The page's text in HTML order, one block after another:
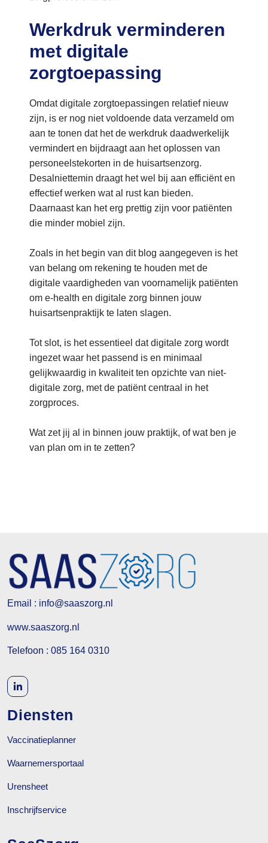
Werkdruk verminderen
met digitale
zorgtoepassing
Omdat digitale zorgtoepassingen relatief nieuw
zijn, is er nog niet voldoende data verzameld om
aan te tonen dat het de werkdruk daadwerkelijk
vermindert en bijdraagt aan het oplossen van
personeelstekorten in de huisartsenzorg.
Desalniettemin draagt het wel bij aan efficiënt en
effectief werken wat al rust kan bieden.
Daarnaast kan het erg prettig zijn voor patiënten
die minder mobiel zijn.
Zoals in het begin van dit blog aangegeven is het
van belang om rekening te houden met de
digitale vaardigheden van voornamelijk patiënten
om e-health en digitale zorg binnen jouw
huisartsenpraktijk te laten slagen.
Tot slot, is het essentieel dat digitale zorg wordt
ingezet waar het passend is en minimaal
gelijkwaardig in kwaliteit ten opzichte van niet-
digitale zorg, met de patiënt centraal in het
zorgproces.
Wat zet jij al in binnen jouw praktijk, of wat ben je
van plan om in te zetten?
Email : info@saaszorg.nl
www.saaszorg.nl
Telefoon : 085 164 0310
Diensten
Vaccinatieplanner
Waarnemersportaal
Urensheet
Inschrijfservice